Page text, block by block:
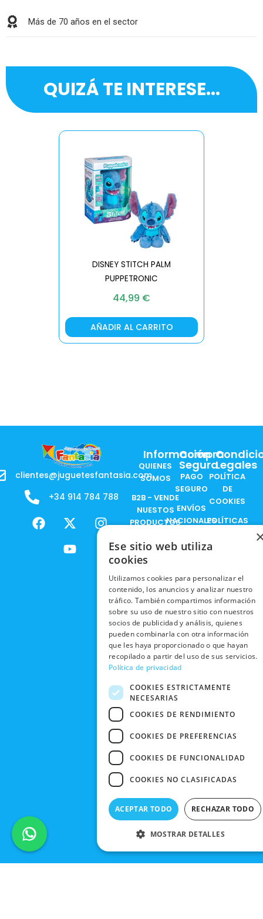
Más de 70 años en el sector
QUIZÁ TE INTERESE...
DISNEY STITCH PALM
PUPPETRONIC
44,99 €
AÑADIR AL CARRITO
clientes@juguetesfantasia.com
+34 914 784 788
F
a
X
-
t
w
I
n
m
Y
o
u
t
Información
QUIENES
SOMOS
B2B - VENDE
NUESTOS
PRODUCTOS
RESPONSABILIDAD
SOCIAL
TRABAJA
CON
NOSOTROS
NUESTRAS
TIENDAS
BLACK
FRIDAY
Compra
Segura
PAGO
SEGURO
ENVÍOS
NACIONALES
ENVÍOS
INTERNACIONALES
EN TIENDA
DEVOLUCIONES
Y CAMBIOS
CANCELAR
PEDIDO
Legales
POLÍTICA
DE
COOKIES
POLÍTICAS
PRIVACIDAD
POLÍTICA DE
PRIVACIDAD
CONDICIONES
DE COMPRA
Ese sitio web utiliza
cookies
Utilizamos cookies para personalizar el
contenido, los anuncios y analizar nuestro
tráfico. También compartimos información
sobre su uso de nuestro sitio con nuestros
socios de publicidad y análisis, quienes
pueden combinarla con otra información
que les haya proporcionado o que hayan
recopilado a partir del uso de sus servicios.
Política de privacidad
COOKIES ESTRICTAMENTE
NECESARIAS
COOKIES DE RENDIMIENTO
COOKIES DE PREFERENCIAS
COOKIES DE FUNCIONALIDAD
COOKIES NO CLASIFICADAS
ACEPTAR TODO RECHAZAR TODO
MOSTRAR DETALLES